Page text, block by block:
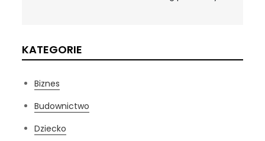
KATEGORIE
Biznes
Budownictwo
Dziecko